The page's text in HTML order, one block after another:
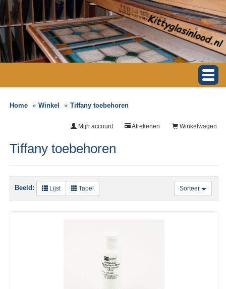
Home Winkel Tiffany toebehoren
Winkelwagen
Afrekenen
Mijn account
Tiffany toebehoren
Sorteer
Beeld: Lijst Tabel